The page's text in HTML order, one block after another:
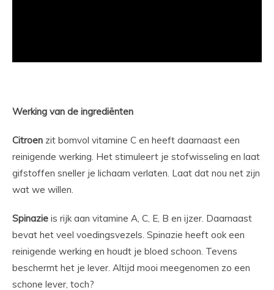
Werking van de ingrediënten
Citroen zit bomvol vitamine C en heeft daarnaast een
reinigende werking. Het stimuleert je stofwisseling en laat
gifstoffen sneller je lichaam verlaten. Laat dat nou net zijn
wat we willen.
Spinazie is rijk aan vitamine A, C, E, B en ijzer. Daarnaast
bevat het veel voedingsvezels. Spinazie heeft ook een
reinigende werking en houdt je bloed schoon. Tevens
beschermt het je lever. Altijd mooi meegenomen zo een
schone lever, toch?